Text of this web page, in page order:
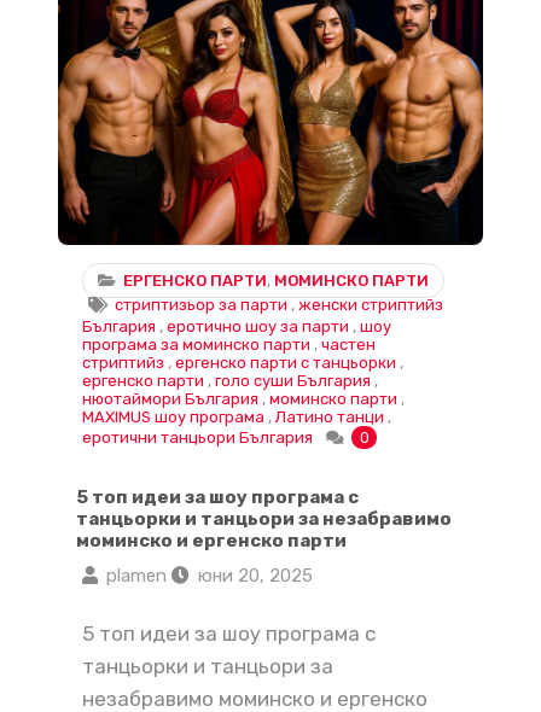
ЕРГЕНСКО ПАРТИ, МОМИНСКО ПАРТИ
стриптизьор за парти ,женски стриптийз
България , еротично шоу за парти , шоу
програма за моминско парти , частен
стриптийз , ергенско парти с танцьорки ,
ергенско парти , голо суши България ,
нюотаймори България , моминско парти ,
MAXIMUS шоу програма , Латино танци ,
еротични танцьори България
0
5 топ идеи за шоу програма с
танцьорки и танцьори за незабравимо
моминско и ергенско парти
plamen
юни 20, 2025
5 топ идеи за шоу програма с
танцьорки и танцьори за
незабравимо моминско и ергенско